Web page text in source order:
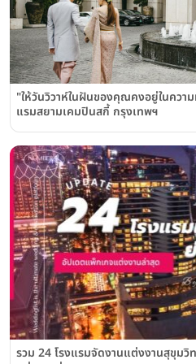
"ให้วันวิวาห์ในฝันของคุณคงอยู่ในควา
แรมสยามเคมปินสกี้ กรุงเทพฯ
รวม 24 โรงแรมจัดงานแต่งงานสุขุมวิ